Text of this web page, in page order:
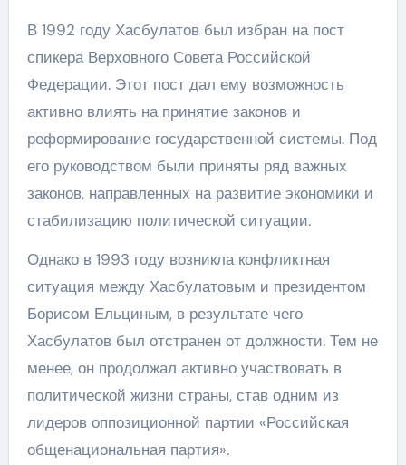
В 1992 году Хасбулатов был избран на пост
спикера Верховного Совета Российской
Федерации. Этот пост дал ему возможность
активно влиять на принятие законов и
реформирование государственной системы. Под
его руководством были приняты ряд важных
законов, направленных на развитие экономики и
стабилизацию политической ситуации.
Однако в 1993 году возникла конфликтная
ситуация между Хасбулатовым и президентом
Борисом Ельциным, в результате чего
Хасбулатов был отстранен от должности. Тем не
менее, он продолжал активно участвовать в
политической жизни страны, став одним из
лидеров оппозиционной партии «Российская
общенациональная партия».